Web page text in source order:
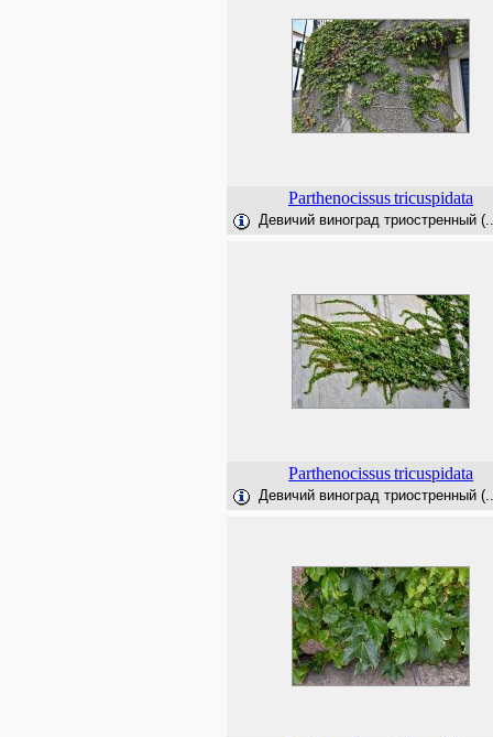
Parthenocissustricuspidata
Девичий виноград триостренный
Parthenocissustricuspidata
Девичий виноград триостренный